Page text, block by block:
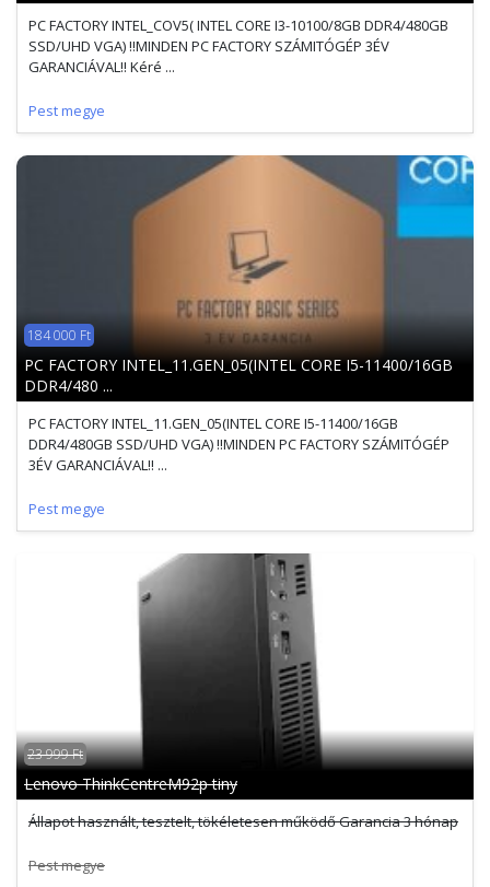
PC FACTORY INTEL_COV5( INTEL CORE I3-10100/8GB DDR4/480GB
SSD/UHD VGA) !!MINDEN PC FACTORY SZÁMITÓGÉP 3ÉV
GARANCIÁVAL!! Kéré ...
Pest megye
184 000 Ft
PC FACTORY INTEL_11.GEN_05(INTEL CORE I5-11400/16GB
DDR4/480 ...
PC FACTORY INTEL_11.GEN_05(INTEL CORE I5-11400/16GB
DDR4/480GB SSD/UHD VGA) !!MINDEN PC FACTORY SZÁMITÓGÉP
3ÉV GARANCIÁVAL!! ...
Pest megye
23 999 Ft
Lenovo ThinkCentreM92p tiny
Állapot használt, tesztelt, tökéletesen működő Garancia 3 hónap
Pest megye